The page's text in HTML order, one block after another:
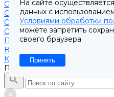
Опросный лист дымовая
Опросный лист пакет КЧМ
Опросный лист НР-18, ЗИО-
Опросный лист подбора
Помощь покупателю
Вопрос - ответ
Контакты
Поиск
На сайте
данных с
Условиями обработки
можете запретить
своего браузера
Принять